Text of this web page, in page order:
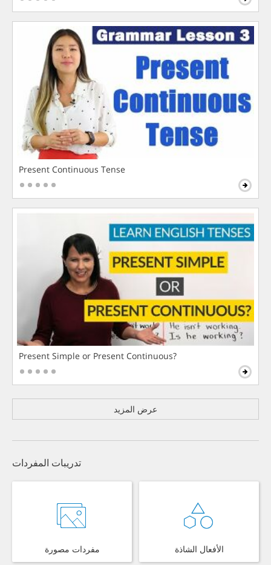
Present Continuous Tense
Present Simple or Present Continuous?
عرض المزيد
تدريبات المفردات
مفردات مصورة الأفعال الشاذة